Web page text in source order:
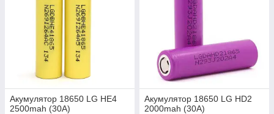
Акумулятор 18650 LG HE4
2500mah (30A)
Акумулятор 18650 LG HD2
2000mah (30A)